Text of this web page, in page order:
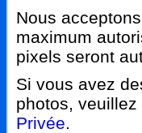
Nous
maximum
pixels seront
Si vous avez
photos, veuillez
Privée.